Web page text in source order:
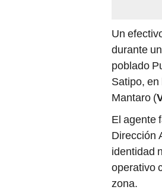
Un
durante
poblado
Satipo, en
Mantaro (
El agente
Dirección
identidad
operativo
zona.